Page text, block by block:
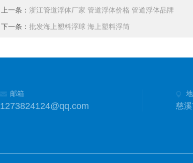
上一条： 浙江管道浮体厂家 管道浮体价格 管道浮体品牌
下一条： 批发海上塑料浮球 海上塑料浮筒
邮箱
1273824124@qq.com 慈